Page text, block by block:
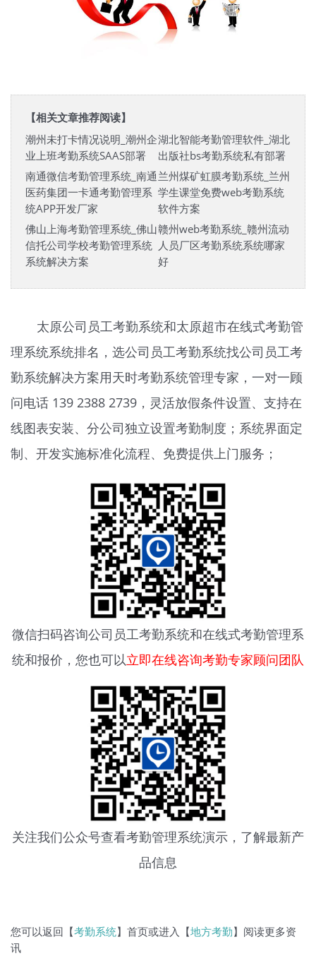
【相关文章推荐阅读】
潮州未打卡情况说明_潮州企
业上班考勤系统SAAS部署
湖北智能考勤管理软件_湖北
出版社bs考勤系统私有部署
南通微信考勤管理系统_南通
医药集团一卡通考勤管理系
统APP开发厂家
兰州煤矿虹膜考勤系统_兰州
学生课堂免费web考勤系统
软件方案
佛山上海考勤管理系统_佛山
信托公司学校考勤管理系统
系统解决方案
赣州web考勤系统_赣州流动
人员厂区考勤系统系统哪家
好
太原公司员工考勤系统和太原超市在线式考勤管
理系统系统排名，选公司员工考勤系统找公司员工考
勤系统解决方案用天时考勤系统管理专家，一对一顾
问电话 139 2388 2739，灵活放假条件设置、支持在
线图表安装、分公司独立设置考勤制度；系统界面定
制、开发实施标准化流程、免费提供上门服务；
微信扫码咨询公司员工考勤系统和在线式考勤管理系
统和报价，您也可以立即在线咨询考勤专家顾问团队
关注我们公众号查看考勤管理系统演示，了解最新产
品信息
您可以返回【考勤系统】首页或进入【地方考勤】阅读更多资
讯